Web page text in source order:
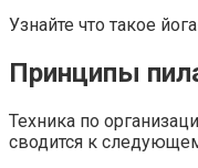
Узнайте что такое
Принципы
Техника по
сводится к